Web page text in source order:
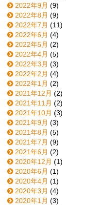
2022年9月 (9)
2022年8月 (9)
2022年7月 (11)
2022年6月 (4)
2022年5月 (2)
2022年4月 (5)
2022年3月 (3)
2022年2月 (4)
2022年1月 (2)
2021年12月 (2)
2021年11月 (2)
2021年10月 (3)
2021年9月 (3)
2021年8月 (5)
2021年7月 (9)
2021年6月 (2)
2020年12月 (1)
2020年6月 (1)
2020年4月 (1)
2020年3月 (4)
2020年1月 (3)